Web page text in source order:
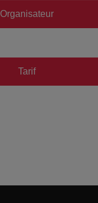
Organisateur
Tarif